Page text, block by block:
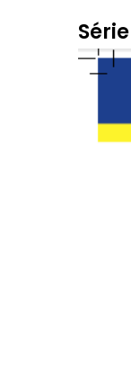
Série